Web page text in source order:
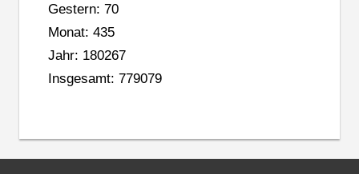
Gestern: 70
Monat: 435
Jahr: 180267
Insgesamt: 779079